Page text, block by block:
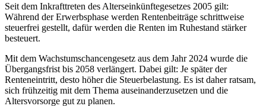
Seit dem Inkrafttreten des Alterseinkünftegesetzes 2005 gilt:
Während der Erwerbsphase werden Rentenbeiträge schrittweise
steuerfrei gestellt, dafür werden die Renten im Ruhestand stärker
besteuert.
Mit dem Wachstumschancengesetz aus dem Jahr 2024 wurde die
Übergangsfrist bis 2058 verlängert. Dabei gilt: Je später der
Renteneintritt, desto höher die Steuerbelastung. Es ist daher ratsam,
sich frühzeitig mit dem Thema auseinanderzusetzen und die
Altersvorsorge gut zu planen.